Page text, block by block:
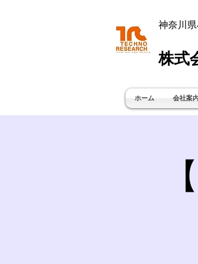
神奈川
株式
ホーム 会社案